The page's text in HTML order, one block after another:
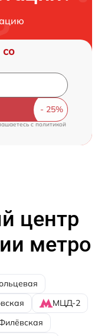
со
cполитикой
центр
метро
МЦД-2